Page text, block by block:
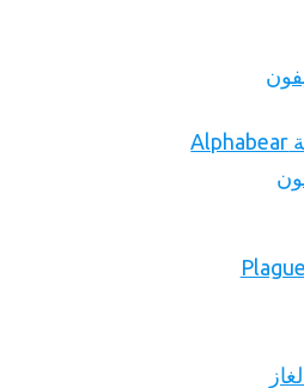
تحميل لعبة Alphabear
تحميل لعبة Plague